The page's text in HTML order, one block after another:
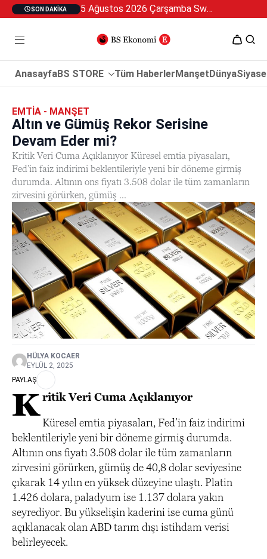
SON DAKIKA 5 Ağustos 2026 Çarşamba Swan Özel 2
AnasayfaBS STORE Tüm HaberlerManşetDünya
EMTIA - MANŞET
Altın ve Gümüş Rekor Serisine
Devam Eder mi?
Kritik Veri Cuma Açıklanıyor Küresel emtia piyasaları,
Fed’in faiz indirimi beklentileriyle yeni bir döneme girmiş
durumda. Altının ons fiyatı 3.508 dolar ile tüm zamanların
zirvesini görürken, gümüş ...
HÜLYA KOCAER
EYLÜL 2, 2025
PAYLAŞ
K ritik Veri Cuma Açıklanıyor
Küresel emtia piyasaları, Fed’in faiz indirimi
beklentileriyle yeni bir döneme girmiş durumda.
Altının ons fiyatı 3.508 dolar ile tüm zamanların
zirvesini görürken, gümüş de 40,8 dolar seviyesine
çıkarak 14 yılın en yüksek düzeyine ulaştı. Platin
1.426 dolara, paladyum ise 1.137 dolara yakın
seyrediyor. Bu yükselişin kaderini ise cuma günü
açıklanacak olan ABD tarım dışı istihdam verisi
belirleyecek.